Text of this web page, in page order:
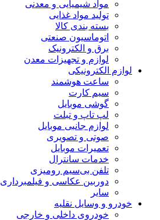
مواد شیمیایی و معدنی
تولید مواد غذایی
بسته بندی کالا
اتوماسیون صنعتی
برق و الکترونیک
لوازم و تجهیزات معدن
لوازم الکترونیکی
ساعت هوشمند
سیم کارت
گوشی موبایل
لپ تاپ و تبلت
لوازم جانبی موبایل
صوتی و تصویری
تعمیرات موبایل
خدمات سانترال
تلفن بی‌سیم رومیزی
دوربین عکاسی و فیلمبرداری
سایر
خودرو و وسایل نقلیه
خودروی داخلی و خارجی